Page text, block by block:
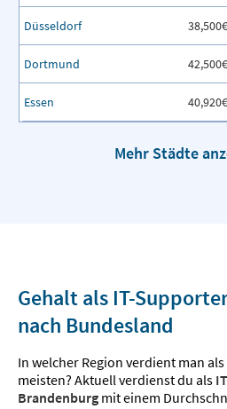
Düsseldorf 38,500€
Dortmund 42,500€
Essen 40,920€
Mehr Städte
Gehalt als IT-
nach Bundesland
In welcher Region verdient man als
meisten? Aktuell verdienst du als
Brandenburg mit einem